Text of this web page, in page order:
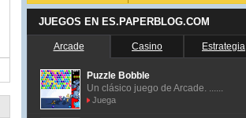
JUEGOS EN ES.PAPERBLOG.COM
Arcade Casino Estrategia
Puzzle Bobble
Un clásico juego de Arcade. ......
Juega